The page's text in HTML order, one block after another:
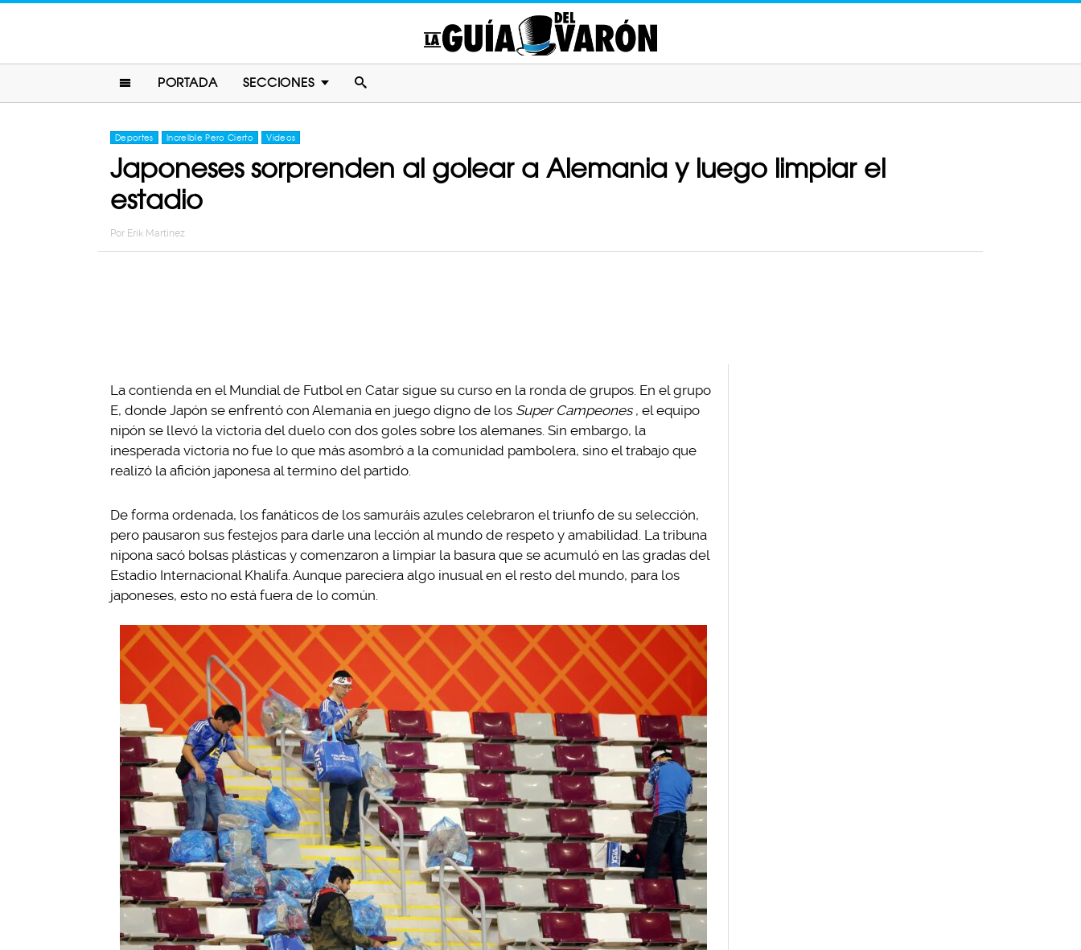
PORTADA SECCIONES
Deportes Increíble Pero Cierto Videos
Japoneses sorprenden al golear a Alemania y luego limpiar el
estadio
Por Erik Martinez
La contienda en el Mundial de Futbol en Catar sigue su curso en la ronda de grupos. En el grupo
E, donde Japón se enfrentó con Alemania en juego digno de los Super Campeones , el equipo
nipón se llevó la victoria del duelo con dos goles sobre los alemanes. Sin embargo, la
inesperada victoria no fue lo que más asombró a la comunidad pambolera, sino el trabajo que
realizó la afición japonesa al termino del partido.
De forma ordenada, los fanáticos de los samuráis azules celebraron el triunfo de su selección,
pero pausaron sus festejos para darle una lección al mundo de respeto y amabilidad. La tribuna
nipona sacó bolsas plásticas y comenzaron a limpiar la basura que se acumuló en las gradas del
Estadio Internacional Khalifa. Aunque pareciera algo inusual en el resto del mundo, para los
japoneses, esto no está fuera de lo común.